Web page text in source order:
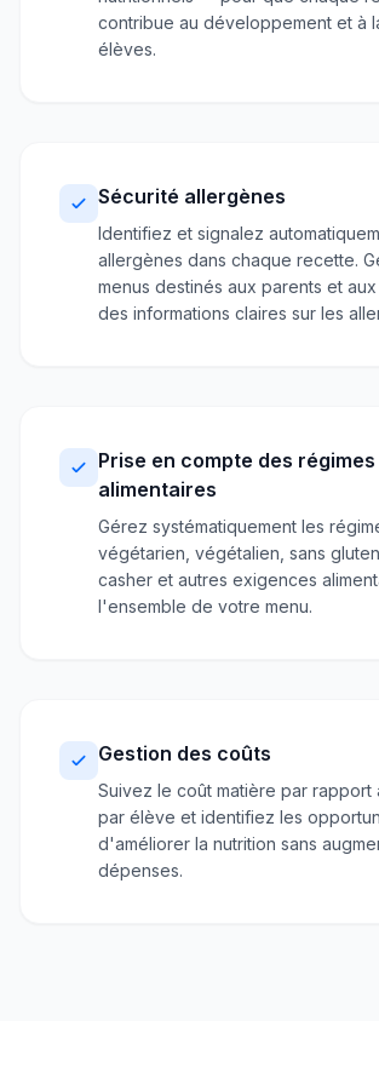
contribue au développement et à
élèves.
Sécurité allergènes
Identifiez et signalez
allergènes dans chaque recette.
menus destinés aux parents et
des informations claires sur les
Prise en compte des régimes
alimentaires
Gérez systématiquement les
végétarien, végétalien, sans
casher et autres exigences
l'ensemble de votre menu.
Gestion des coûts
Suivez le coût matière par rapport
par élève et identifiez les
d'améliorer la nutrition sans
dépenses.